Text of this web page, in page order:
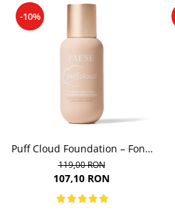
-10%
Puff Cloud Foundation – Fond
de ten cu efect natural
119,00 RON
107,10 RON